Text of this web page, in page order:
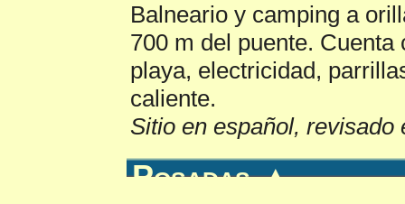
Balneario y camping a
700 m del puente.
playa, electricidad,
caliente.
Sitio en español, revisado
Posadas▲